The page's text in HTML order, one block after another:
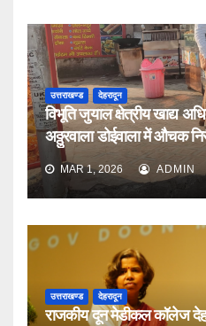
उत्तराखण्ड देहरादून
विभूति जुयाल क्षेत्रीय खाद्य
अठ्ठुरवाला डोईवाला में औचक
MAR 1, 2026 ADMIN
उत्तराखण्ड देहरादून
राजकीय दून मेडीकल कॉलेज